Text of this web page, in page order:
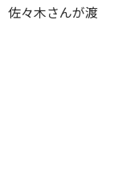
佐々木さんが渡